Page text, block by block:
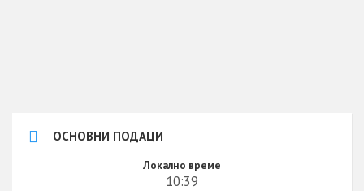
ОСНОВНИ ПОДАЦИ
Локално време
10:39